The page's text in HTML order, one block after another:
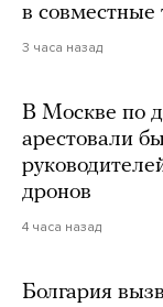
в
3 часа назад
В Москве по
арестовали
дронов
4 часа назад
Болгария